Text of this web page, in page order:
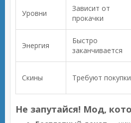
Уровни
Зависит от
прокачки
Энергия
Быстро
заканчивается
Скины Требуют покупки
Не запутайся! Мод,